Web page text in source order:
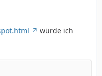
würde ich